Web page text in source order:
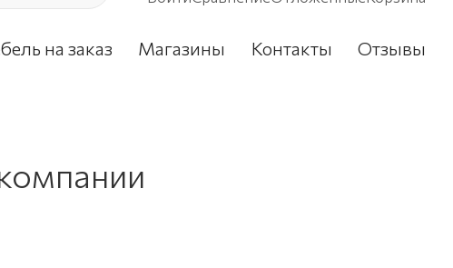
на заказ Магазины Контакты Отзывы